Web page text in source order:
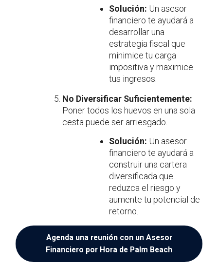
Solución: Un asesor
financiero te ayudará a
desarrollar una
estrategia fiscal que
minimice tu carga
impositiva y maximice
tus ingresos.
No Diversificar Suficientemente:
Poner todos los huevos en una sola
cesta puede ser arriesgado.
Solución: Un asesor
financiero te ayudará a
construir una cartera
diversificada que
reduzca el riesgo y
aumente tu potencial de
retorno.
Agenda una reunión con un Asesor
Financiero por Hora de Palm Beach